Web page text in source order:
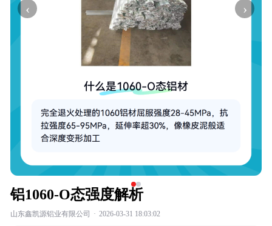
‹ ›
铝1060-O态强度解析
山东鑫凯源铝业有限公司 · 2026-03-31 18:03:02